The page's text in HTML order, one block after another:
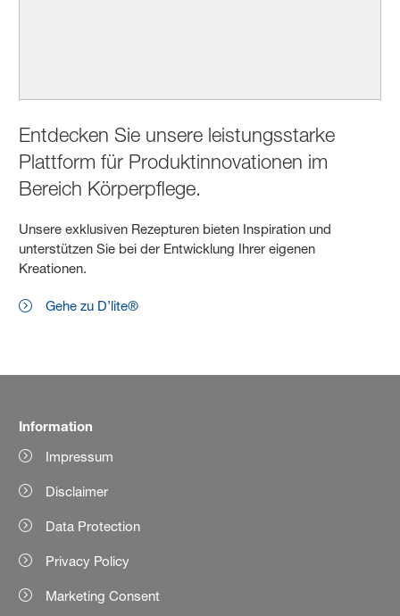
Entdecken Sie unsere leistungsstarke
Plattform für Produktinnovationen im
Bereich Körperpflege.
Unsere exklusiven Rezepturen bieten Inspiration und
unterstützen Sie bei der Entwicklung Ihrer eigenen
Kreationen.
Gehe zu D’lite®
Information
Impressum
Disclaimer
Data Protection
Privacy Policy
Marketing Consent